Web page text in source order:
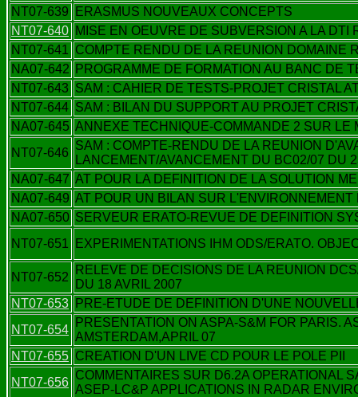
NT07-639
ERASMUS NOUVEAUX CONCEPTS
NT07-640 MISE EN OEUVRE DE SUBVERSION A LA DTI
NT07-641 COMPTE RENDU DE LA REUNION DOMAINE
NA07-642 PROGRAMME DE FORMATION AU BANC DE
NT07-643 SAM : CAHIER DE TESTS-PROJET CRISTAL
NT07-644 SAM : BILAN DU SUPPORT AU PROJET
NA07-645 ANNEXE TECHNIQUE-COMMANDE 2 SUR LE
NT07-646
SAM : COMPTE-RENDU DE LA REUNION
LANCEMENT/AVANCEMENT DU BC02/07 DU
NA07-647 AT POUR LA DEFINITION DE LA SOLUTION
NA07-649 AT POUR UN BILAN SUR L'ENVIRONNEMENT
NA07-650 SERVEUR ERATO-REVUE DE DEFINITION
NT07-651
EXPERIMENTATIONS IHM ODS/ERATO.
NT07-652
RELEVE DE DECISIONS DE LA REUNION
DU 18 AVRIL 2007
NT07-653 PRE-ETUDE DE DEFINITION D'UNE
NT07-654
PRESENTATION ON ASPA-S&M FOR PARIS.
AMSTERDAM,APRIL 07
NT07-655 CREATION D'UN LIVE CD POUR LE POLE PII
NT07-656
COMMENTAIRES SUR D6.2A OPERATIONAL
ASEP-LC&P APPLICATIONS IN RADAR